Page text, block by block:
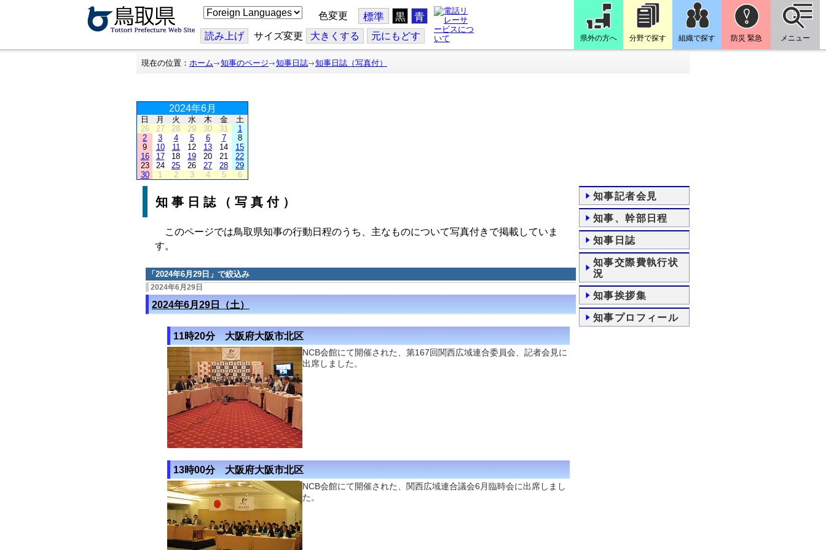
こ
の
ジ
を
翻
色変更 標準 黒 青
読み上げ サイズ変更 大きくする 元にもどす 県外の方へ 分野で探す 組織で探す 防災 緊急 メニュー
現在の位置： ホーム 知事のページ 知事日誌 知事日誌（写真付）
2024年6月
日 月 火 水 木 金
土
26
27 28 29 30 31
1
2
3 4 5 6 7
8
9
10 11 12 13 14
15
16
17 18 19 20 21
22
23
24 25 26 27 28
29
30
1 2 3 4 5 6
知事日誌（写真付）
このページでは鳥取県知事の行動日程のうち、主なものについて写真付きで掲載していま
す。
「 2024年6月29日 」で絞込み
2024年6月29日
2024年6月29日（土）
11時20分 大阪府大阪市北区
NCB会館にて開催された、第167回関西広域連合委員会、記者会見に
出席しました。
13時00分 大阪府大阪市北区
NCB会館にて開催された、関西広域連合議会6月臨時会に出席しまし
た。
知事記者会見
知事、幹部日程
知事日誌
知事交際費執行状
況
知事挨拶集
知事プロフィール